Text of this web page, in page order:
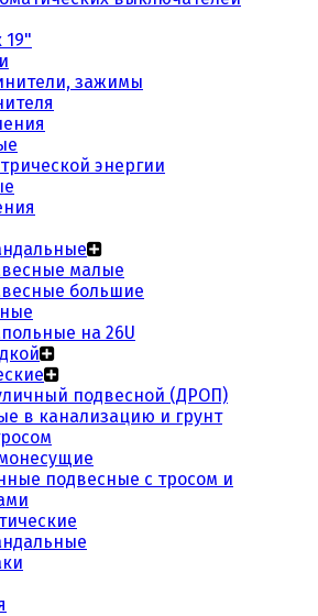
19"
зажимы
энергии
малые
большие
на 26U
подвесной (ДРОП)
в канализацию и грунт
подвесные с тросом и